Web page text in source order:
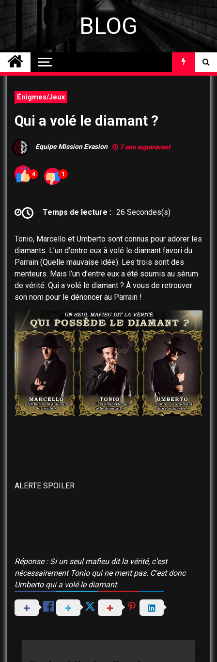
Skip
content
BLOG
Énigmes/Jeux
Qui a volé le diamant ?
Equipe Mission Evasion 7 ans auparavant
4 1
Temps de lecture : 26 Secondes(s)
Tonio, Marcello et Umberto sont connus pour adorer les
diamants. L’un d’entre eux à volé le diamant favori du
Parrain (Quelle mauvaise idée). Les trois sont des
menteurs. Mais l’un d’entre eux a été soumis au sérum
de vérité. Qui a volé le diamant ? À vous de retrouver
son nom pour le dénoncer au Parrain !
ALERTE SPOILER
Réponse : Si un seul mafieu dit la vérité, c’est
nécessairement Tonio qui ne ment pas. C’est donc
Umberto qui a volé le diamant.